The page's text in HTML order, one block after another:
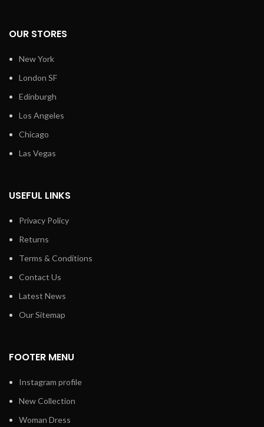
OUR STORES
New York
London SF
Edinburgh
Los Angeles
Chicago
Las Vegas
USEFUL LINKS
Privacy Policy
Returns
Terms & Conditions
Contact Us
Latest News
Our Sitemap
FOOTER MENU
Instagram profile
New Collection
Woman Dress